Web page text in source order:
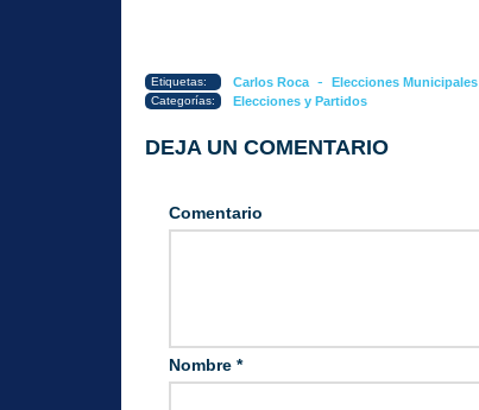
Etiquetas: Carlos Roca - Elecciones Municipales
Categorías: Elecciones y Partidos
DEJA UN COMENTARIO
Comentario
Nombre *